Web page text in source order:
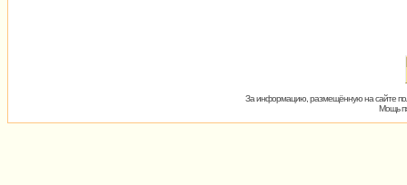
За информацию, размещённую на сайте
Мощь